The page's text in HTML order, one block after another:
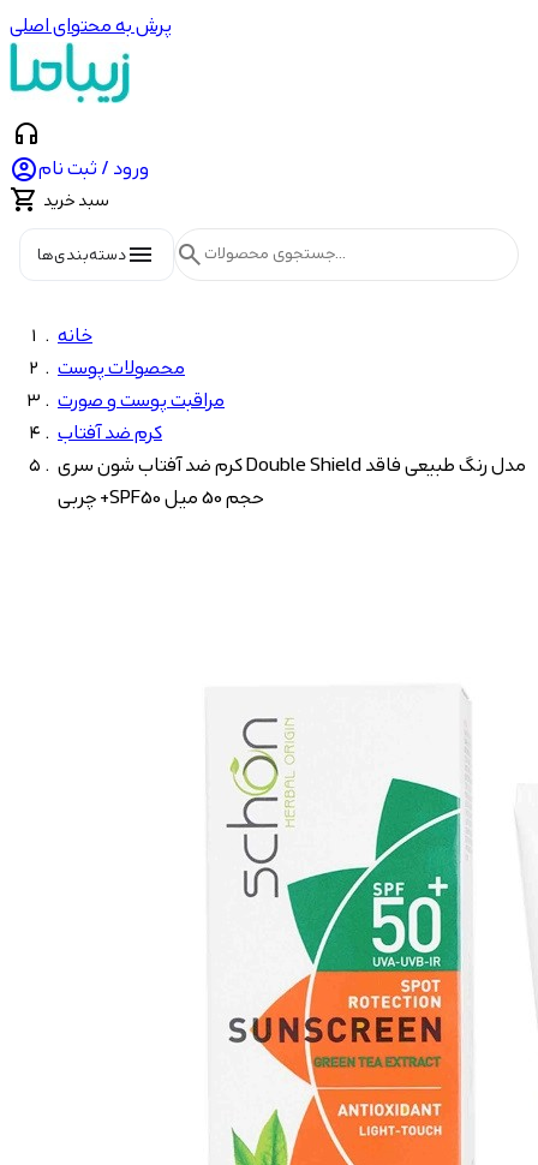
پرش به محتوای اصلی
headphones
ورود / ثبت نام
 سبد خرید
menuدسته‌بندی‌ها search
خانه
محصولات پوست
مراقبت پوست و صورت
کرم ضد آفتاب
کرم ضد آفتاب شون سری Double Shield مدل رنگ طبیعی فاقد
چربی +SPF50 حجم 50 میل